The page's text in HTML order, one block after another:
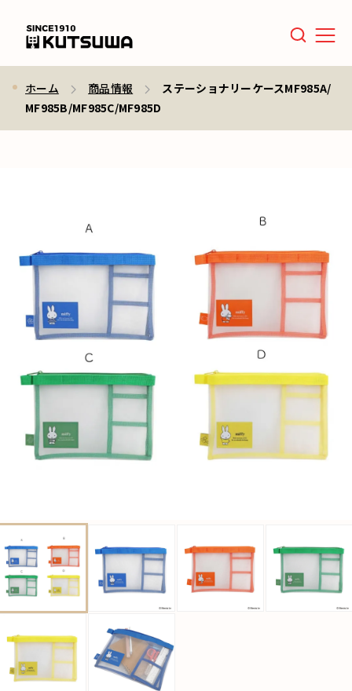
Menu
ホーム 商品情報
ステーショナリーケースMF985A/
MF985B/MF985C/MF985D